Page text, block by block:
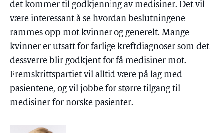
det kommer til godkjenning av medisiner. Det vil
være interessant å se hvordan beslutningene
rammes opp mot kvinner og generelt. Mange
kvinner er utsatt for farlige kreftdiagnoser som det
dessverre blir godkjent for få medisiner mot.
Fremskrittspartiet vil alltid være på lag med
pasientene, og vil jobbe for større tilgang til
medisiner for norske pasienter.